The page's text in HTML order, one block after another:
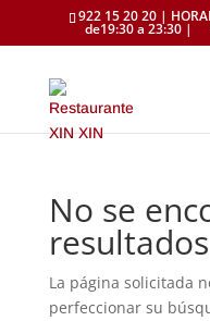
922 15 20 20 |
de19:30 a 23:30 |
No se
resultados
La página solicitada
perfeccionar su